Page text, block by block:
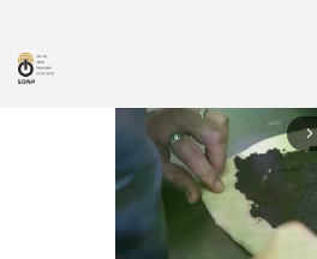
arrow_forward_ios